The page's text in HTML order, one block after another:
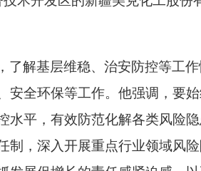
解基层维稳、治安防控等工
全环保等工作。他强调，要
平，有效防范化解各类风险
，深入开展重点行业领域风